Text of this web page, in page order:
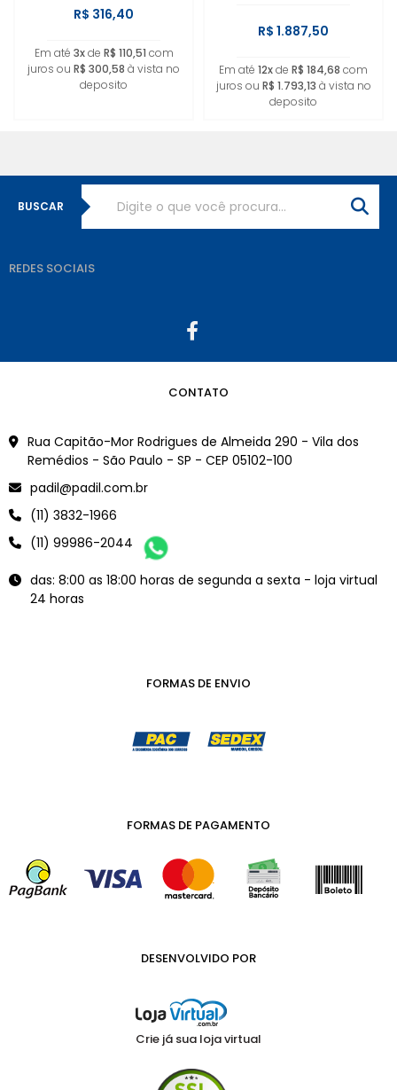
R$ 316,40
Em até 3xde R$ 110,51 com
juros ou R$ 300,58 à vista no
deposito
R$ 1.887,50
Em até 12xde R$ 184,68 com
juros ou R$ 1.793,13 à vista no
deposito
BUSCAR
REDES SOCIAIS
CONTATO
Rua Capitão-Mor Rodrigues de Almeida 290 - Vila dos
Remédios - São Paulo - SP - CEP 05102-100
padil@padil.com.br
(11) 3832-1966
(11) 99986-2044
das: 8:00 as 18:00 horas de segunda a sexta - loja virtual
24 horas
FORMAS DE ENVIO
FORMAS DE PAGAMENTO
DESENVOLVIDO POR
Crie já sua loja virtual